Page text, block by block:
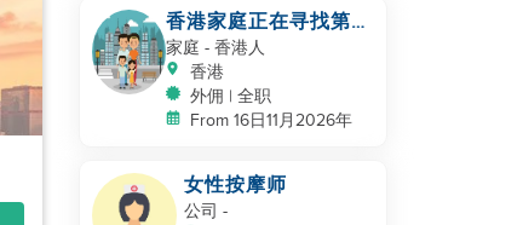
香港家庭正在寻找第二
位帮手照顾幼儿
家庭 - 香港人
香港
外佣 | 全职
From 16日11月2026年
女性按摩师
公司 -